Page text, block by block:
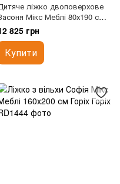
ліжко двоповерхове
Мікс Меблі 80х190 см
темний
825 грн
Купити